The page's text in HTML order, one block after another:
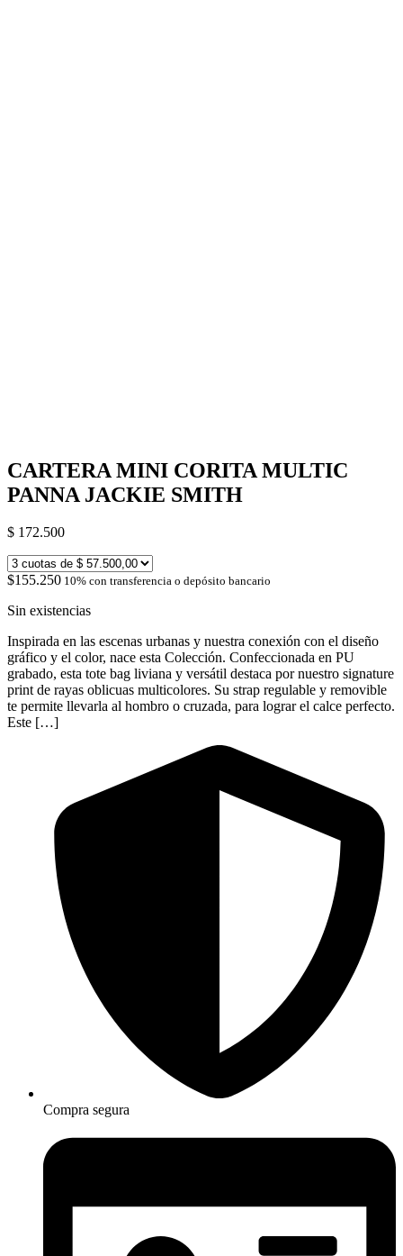
CARTERA MINI CORITA MULTIC
PANNA JACKIE SMITH
$ 172.500
$155.250 10% con transferencia o depósito bancario
Sin existencias
Inspirada en las escenas urbanas y nuestra conexión con el diseño
gráfico y el color, nace esta Colección. Confeccionada en PU
grabado, esta tote bag liviana y versátil destaca por nuestro signature
print de rayas oblicuas multicolores. Su strap regulable y removible
te permite llevarla al hombro o cruzada, para lograr el calce perfecto.
Este […]
Compra segura